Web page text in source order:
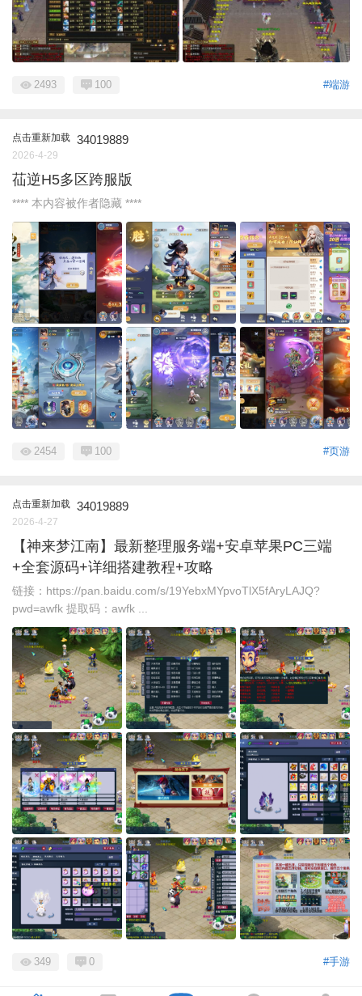
#端游
2493 100
点击重新加载 34019889
2026-4-29
苮逆H5多区跨服版
**** 本内容被作者隐藏 ****
#页游
2454 100
点击重新加载 34019889
2026-4-27
【神来梦江南】最新整理服务端+安卓苹果PC三端
+全套源码+详细搭建教程+攻略
链接：https://pan.baidu.com/s/19YebxMYpvoTlX5fAryLAJQ?
pwd=awfk 提取码：awfk ...
#手游
349 0